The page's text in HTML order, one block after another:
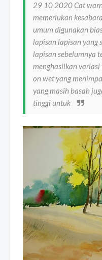
29 10 2020 Cat
memerlukan
umum digunakan
lapisan lapisan yang
lapisan sebelumnya
menghasilkan
on wet yang
yang masih basah
tinggi untuk